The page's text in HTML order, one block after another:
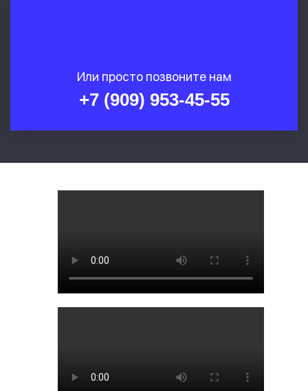
Или просто позвоните нам
+7 (909) 953-45-55